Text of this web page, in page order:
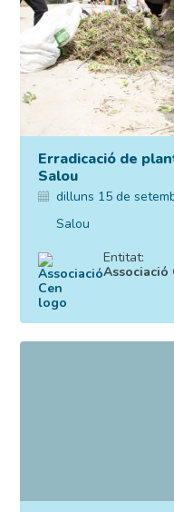
Erradicació de
Salou
dilluns 15 de
Salou
Entitat:
Associació